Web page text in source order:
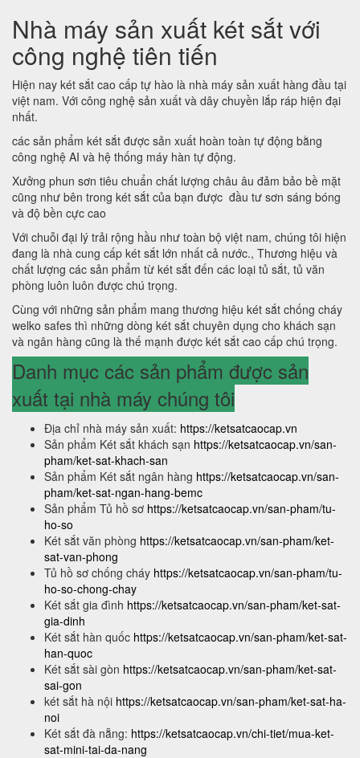
Nhà máy sản xuất két sắt với
công nghệ tiên tiến
Hiện nay két sắt cao cấp tự hào là nhà máy sản xuất hàng đầu tại
việt nam. Với công nghệ sản xuất và dây chuyền lắp ráp hiện đại
nhất.
các sản phẩm két sắt được sản xuất hoàn toàn tự động bằng
công nghệ AI và hệ thống máy hàn tự động.
Xưởng phun sơn tiêu chuẩn chất lượng châu âu đảm bảo bề mặt
cũng như bên trong két sắt của bạn được đầu tư sơn sáng bóng
và độ bền cực cao
Với chuỗi đại lý trải rộng hầu như toàn bộ việt nam, chúng tôi hiện
đang là nhà cung cấp két sắt lớn nhất cả nước., Thương hiệu và
chất lượng các sản phẩm từ két sắt đến các loại tủ sắt, tủ văn
phòng luôn luôn được chú trọng.
Cùng với những sản phẩm mang thương hiệu két sắt chống cháy
welko safes thì những dòng két sắt chuyên dụng cho khách sạn
và ngân hàng cũng là thế mạnh được két sắt cao cấp chú trọng.
Danh mục các sản phẩm được sản
xuất tại nhà máy chúng tôi
Địa chỉ nhà máy sản xuất: https://ketsatcaocap.vn
Sản phẩm Két sắt khách sạn https://ketsatcaocap.vn/san-
pham/ket-sat-khach-san
Sản phẩm Két sắt ngân hàng https://ketsatcaocap.vn/san-
pham/ket-sat-ngan-hang-bemc
Sản phẩm Tủ hồ sơ https://ketsatcaocap.vn/san-pham/tu-
ho-so
Két sắt văn phòng https://ketsatcaocap.vn/san-pham/ket-
sat-van-phong
Tủ hồ sơ chống cháy https://ketsatcaocap.vn/san-pham/tu-
ho-so-chong-chay
Két sắt gia đình https://ketsatcaocap.vn/san-pham/ket-sat-
gia-dinh
Két sắt hàn quốc https://ketsatcaocap.vn/san-pham/ket-sat-
han-quoc
Két sắt sài gòn https://ketsatcaocap.vn/san-pham/ket-sat-
sai-gon
két sắt hà nội https://ketsatcaocap.vn/san-pham/ket-sat-ha-
noi
Két sắt đà nẵng: https://ketsatcaocap.vn/chi-tiet/mua-ket-
sat-mini-tai-da-nang